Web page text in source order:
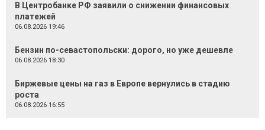
В Центробанке РФ заявили о снижении финансовых
платежей
06.08.2026 19:46
Бензин по-севастопольски: дорого, но уже дешевле
06.08.2026 18:30
Биржевые цены на газ в Европе вернулись в стадию
роста
06.08.2026 16:55